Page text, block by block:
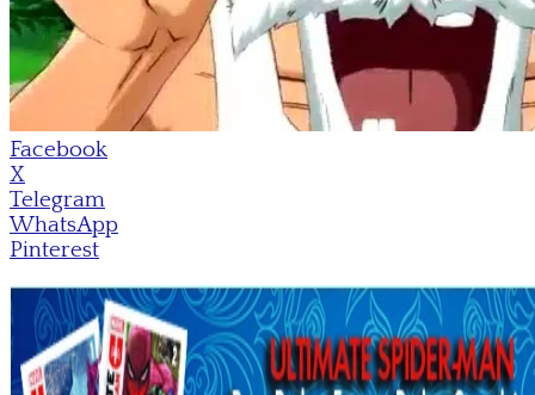
Facebook
X
Telegram
WhatsApp
Pinterest